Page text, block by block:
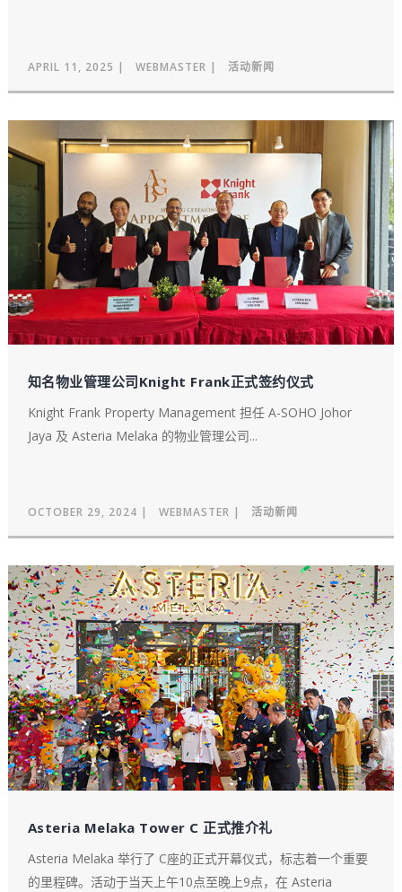
APRIL 11, 2025 WEBMASTER 活动新闻
知名物业管理公司Knight Frank正式签约仪式
Knight Frank Property Management 担任 A-SOHO Johor
Jaya 及 Asteria Melaka 的物业管理公司...
OCTOBER 29, 2024 WEBMASTER 活动新闻
Asteria Melaka Tower C 正式推介礼
Asteria Melaka 举行了 C座的正式开幕仪式，标志着一个重要
的里程碑。活动于当天上午10点至晚上9点，在 Asteria